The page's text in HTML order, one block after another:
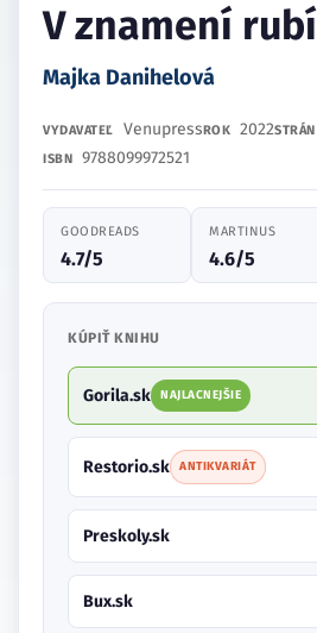
V znamení
Majka Danihelová
VYDAVATEĽ VenupressROK 2022STRÁN
ISBN 9788099972521
GOODREADS
4.7/5
MARTINUS
4.6/5
KÚPIŤ KNIHU
Gorila.sk NAJLACNEJŠIE
Restorio.sk ANTIKVARIÁT
Preskoly.sk
Bux.sk